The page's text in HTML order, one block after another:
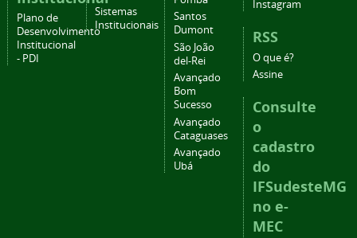
Plano de
Desenvolvimento
Institucional
- PDI
Sistemas
Institucionais
Santos
Dumont
São João
del-Rei
Avançado
Bom
Sucesso
Avançado
Cataguases
Avançado
Ubá
Instagram
RSS
O que é?
Assine
Consulte
o
cadastro
do
IFSudesteMG
no e-
MEC